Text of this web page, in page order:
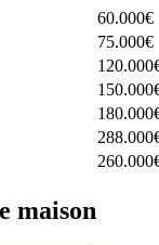
60.000€
75.000€
maison